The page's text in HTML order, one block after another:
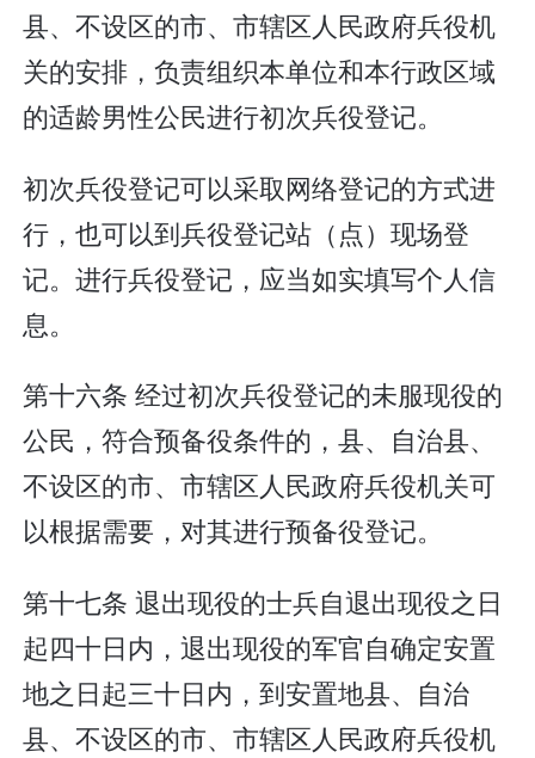
县、不设区的市、市辖区人民政府兵役机
关的安排，负责组织本单位和本行政区域
的适龄男性公民进行初次兵役登记。
初次兵役登记可以采取网络登记的方式进
行，也可以到兵役登记站（点）现场登
记。进行兵役登记，应当如实填写个人信
息。
第十六条 经过初次兵役登记的未服现役的
公民，符合预备役条件的，县、自治县、
不设区的市、市辖区人民政府兵役机关可
以根据需要，对其进行预备役登记。
第十七条 退出现役的士兵自退出现役之日
起四十日内，退出现役的军官自确定安置
地之日起三十日内，到安置地县、自治
县、不设区的市、市辖区人民政府兵役机